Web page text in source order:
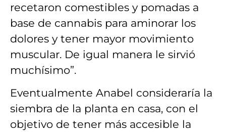
recetaron comestibles y pomadas a
base de cannabis para aminorar los
dolores y tener mayor movimiento
muscular. De igual manera le sirvió
muchísimo”.
Eventualmente Anabel consideraría la
siembra de la planta en casa, con el
objetivo de tener más accesible la